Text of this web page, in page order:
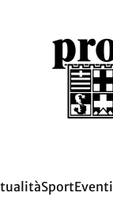
SportEventi